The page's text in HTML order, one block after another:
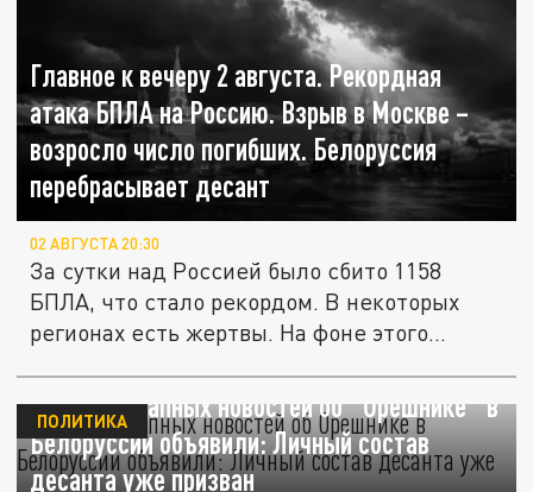
Главное к вечеру 2 августа. Рекордная
атака БПЛА на Россию. Взрыв в Москве –
возросло число погибших. Белоруссия
перебрасывает десант
02 АВГУСТА 20:30
За сутки над Россией было сбито 1158
БПЛА, что стало рекордом. В некоторых
регионах есть жертвы. На фоне этого...
После внезапных новостей об "Орешнике" в
Белоруссии объявили: Личный состав
десанта уже призван
ПОЛИТИКА